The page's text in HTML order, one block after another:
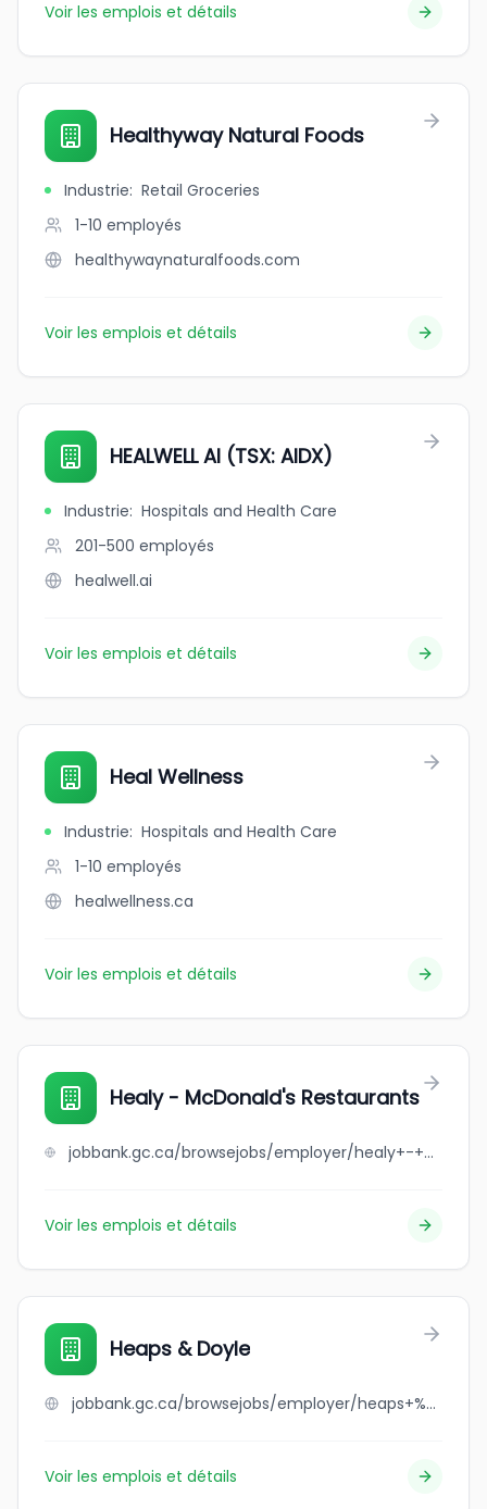
Voir les emplois et détails
Healthyway Natural Foods
Industrie: Retail Groceries
1-10 employés
healthywaynaturalfoods.com
Voir les emplois et détails
HEALWELL AI (TSX: AIDX)
Industrie: Hospitals and Health Care
201-500 employés
healwell.ai
Voir les emplois et détails
Heal Wellness
Industrie: Hospitals and Health Care
1-10 employés
healwellness.ca
Voir les emplois et détails
Healy - McDonald's Restaurants
jobbank.gc.ca/browsejobs/employer/healy+-+mcdonald%27s+restaurants/ca
Voir les emplois et détails
Heaps & Doyle
jobbank.gc.ca/browsejobs/employer/heaps+%26+doyle/ca
Voir les emplois et détails